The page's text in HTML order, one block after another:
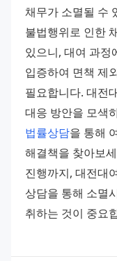
채무가 소멸될 수
불법행위로 인한
있으니, 대여 과정
입증하여 면책 제
필요합니다. 대전
대응 방안을 모색
법률상담을 통해
해결책을 찾아보
진행까지, 대전대
상담을 통해 소멸
취하는 것이 중요